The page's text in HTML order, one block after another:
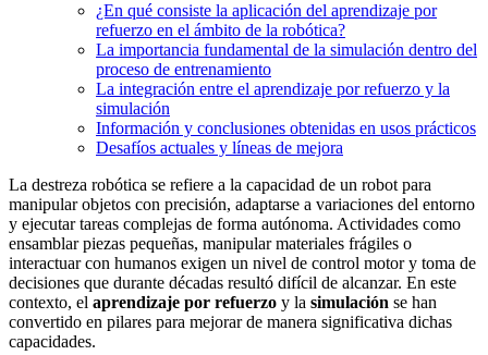
¿En qué consiste la aplicación del aprendizaje por
refuerzo en el ámbito de la robótica?
La importancia fundamental de la simulación dentro del
proceso de entrenamiento
La integración entre el aprendizaje por refuerzo y la
simulación
Información y conclusiones obtenidas en usos prácticos
Desafíos actuales y líneas de mejora
La destreza robótica se refiere a la capacidad de un robot para
manipular objetos con precisión, adaptarse a variaciones del entorno
y ejecutar tareas complejas de forma autónoma. Actividades como
ensamblar piezas pequeñas, manipular materiales frágiles o
interactuar con humanos exigen un nivel de control motor y toma de
decisiones que durante décadas resultó difícil de alcanzar. En este
contexto, el aprendizaje por refuerzo y la simulación se han
convertido en pilares para mejorar de manera significativa dichas
capacidades.